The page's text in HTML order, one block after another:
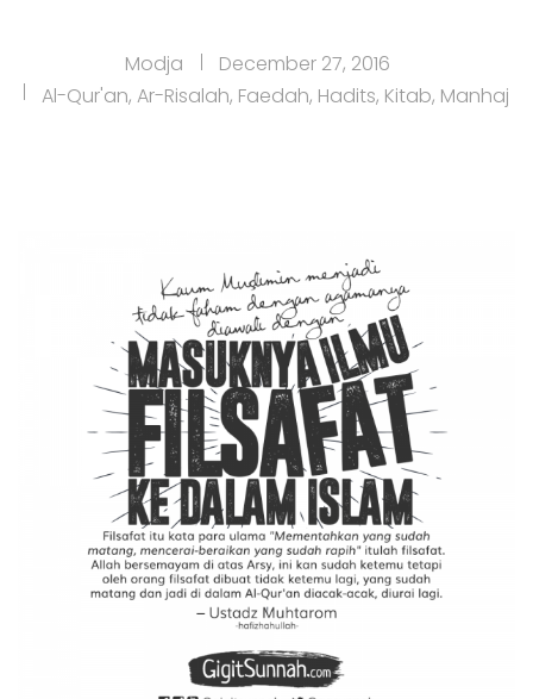
Modja
December 27, 2016
Al-Qur'an, Ar-Risalah, Faedah, Hadits, Kitab, Manhaj